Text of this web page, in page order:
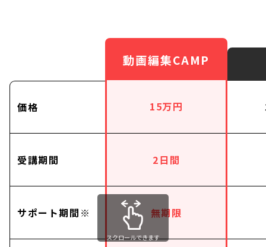
価格
受講期間
サポート期間※
動画編集CAMP
15万円
2日間
無期限
スクロールできます